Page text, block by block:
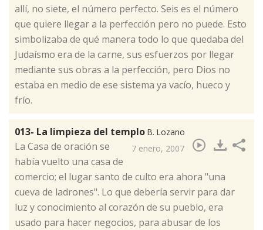
allí, no siete, el número perfecto. Seis es el número
que quiere llegar a la perfección pero no puede. Esto
simbolizaba de qué manera todo lo que quedaba del
Judaísmo era de la carne, sus esfuerzos por llegar
mediante sus obras a la perfección, pero Dios no
estaba en medio de ese sistema ya vacío, hueco y
frío.
013- La limpieza del templo B. Lozano
7 enero, 2007
​La Casa de oración se
había vuelto una casa de
comercio; el lugar santo de culto era ahora "una
cueva de ladrones". Lo que debería servir para dar
luz y conocimiento al corazón de su pueblo, era
usado para hacer negocios, para abusar de los